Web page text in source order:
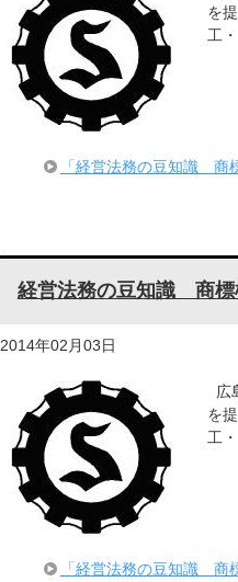
を
工
「経営法務の豆知識 商
経営法務の豆知識 商標
2014年02月03日
広
を
工
「経営法務の豆知識 商